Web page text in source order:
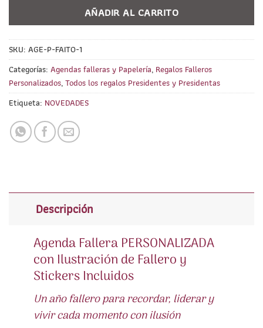
AÑADIR AL CARRITO
SKU: AGE-P-FAITO-1
Categorías: Agendas falleras y Papelería, Regalos Falleros
Personalizados,Todos los regalos Presidentes y Presidentas
Etiqueta: NOVEDADES
Descripción
Agenda Fallera PERSONALIZADA
con Ilustración de Fallero y
Stickers Incluidos
Un año fallero para recordar, liderar y
vivir cada momento con ilusión